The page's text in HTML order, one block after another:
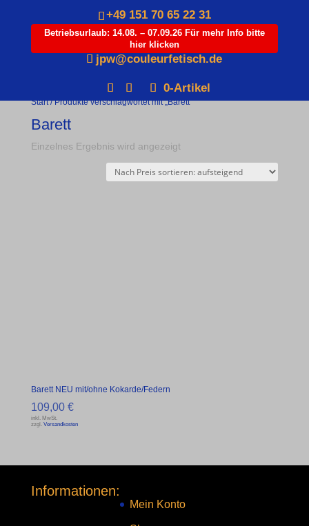
+49 151 70 65 22 31
Betriebsurlaub: 14.08. – 07.09.26 Für mehr Info bitte
hier klicken
jpw@couleurfetisch.de
0-Artikel
Products
Start/ Produkte verschlagwortet mit „Barett“
Barett
Einzelnes Ergebnis wird angezeigt
Barett NEU mit/ohne Kokarde/Federn
109,00 €
inkl. MwSt.
zzgl. Versandkosten
Informationen:
Mein Konto